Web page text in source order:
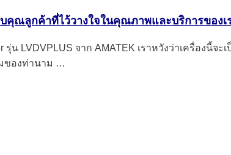
คุณลูกค้าที่ไว้วางใจในคุณภาพและบริการของเ
น LVDVPLUS จาก AMATEK เราหวังว่าเครื่องนี้
ของท่านาม …